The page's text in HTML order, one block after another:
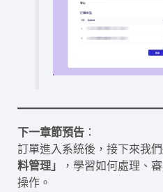
下一章節預告 ：
訂單進入系統後，接下來我
料管理」
，學習如何處理、
操作。